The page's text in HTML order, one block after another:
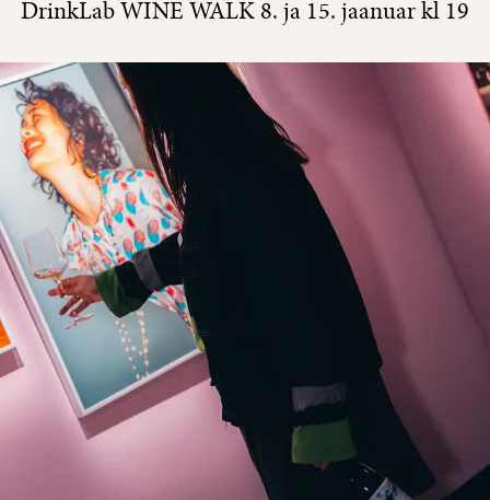
DrinkLab WINE WALK 8. ja 15. jaanuar kl 19